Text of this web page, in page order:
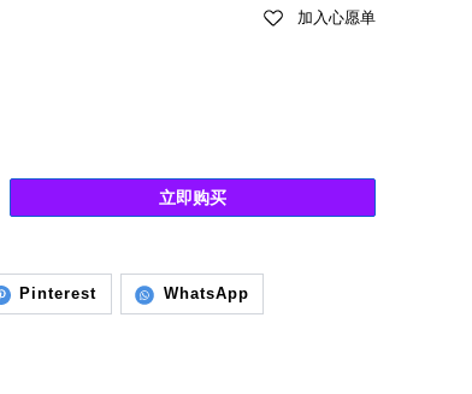
加入心愿单
立即购买
Pinterest WhatsApp